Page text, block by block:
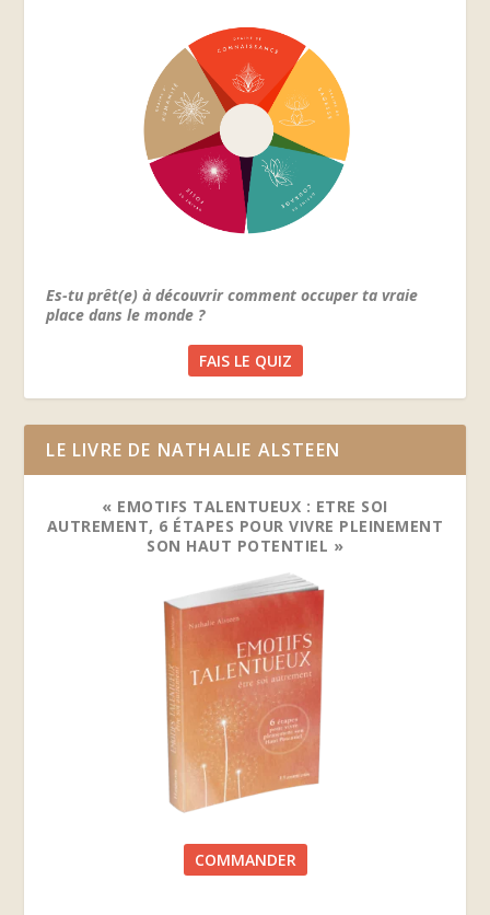
Es-tu prêt(e) à découvrir comment occuper ta vraie
place dans le monde ?
FAIS LE QUIZ
LE LIVRE DE NATHALIE ALSTEEN
« EMOTIFS TALENTUEUX : ETRE SOI
AUTREMENT, 6 ÉTAPES POUR VIVRE PLEINEMENT
SON HAUT POTENTIEL »
COMMANDER